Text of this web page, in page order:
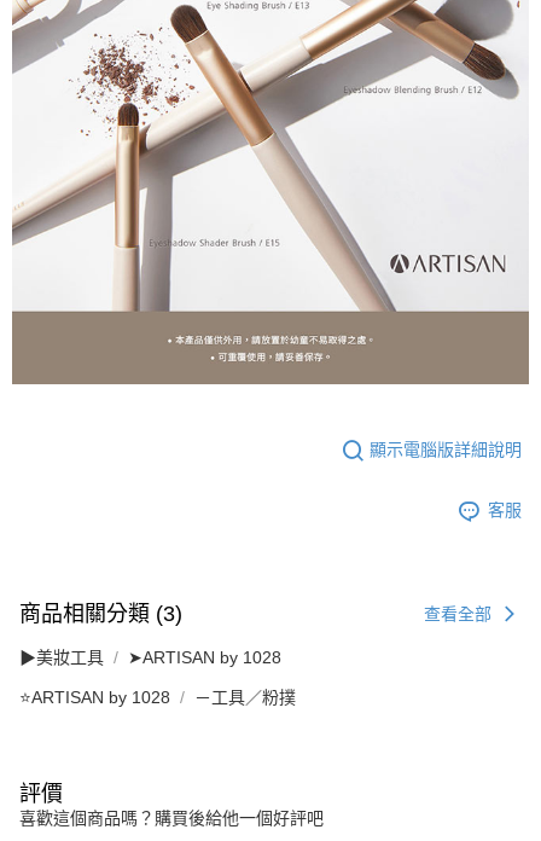
顯示電腦版詳細說明
客服
商品相關分類 (3) 查看全部
▶美妝工具 ➤ARTISAN by 1028
⭐ARTISAN by 1028 －工具／粉撲
評價
喜歡這個商品嗎？購買後給他一個好評吧